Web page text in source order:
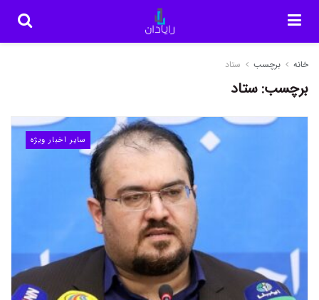
خانه برچسب ستاد
برچسب:ستاد
سایر اخبار ویژه